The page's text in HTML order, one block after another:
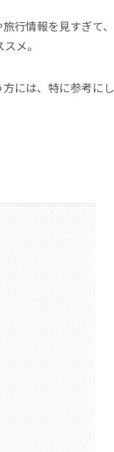
行情報を見すぎて、
メ。
には、特に参考にし